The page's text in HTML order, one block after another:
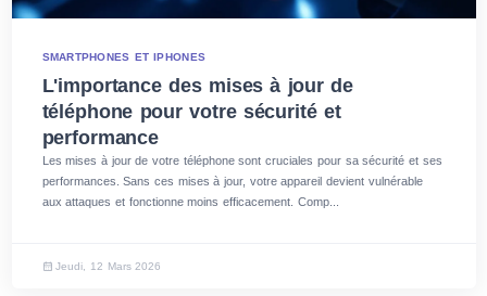
SMARTPHONES ET IPHONES
L'importance des mises à jour de
téléphone pour votre sécurité et
performance
Les mises à jour de votre téléphone sont cruciales pour sa sécurité et ses
performances. Sans ces mises à jour, votre appareil devient vulnérable
aux attaques et fonctionne moins efficacement. Comp...
Jeudi, 12 Mars 2026